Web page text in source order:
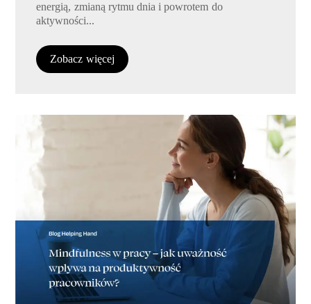
energią, zmianą rytmu dnia i powrotem do
aktywności...
Zobacz więcej